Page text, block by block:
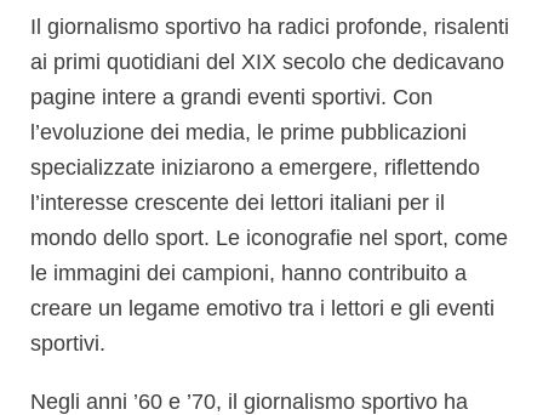
Il giornalismo sportivo ha radici profonde, risalenti
ai primi quotidiani del XIX secolo che dedicavano
pagine intere a grandi eventi sportivi. Con
l’evoluzione dei media, le prime pubblicazioni
specializzate iniziarono a emergere, riflettendo
l’interesse crescente dei lettori italiani per il
mondo dello sport. Le iconografie nel sport, come
le immagini dei campioni, hanno contribuito a
creare un legame emotivo tra i lettori e gli eventi
sportivi.
Negli anni ’60 e ’70, il giornalismo sportivo ha